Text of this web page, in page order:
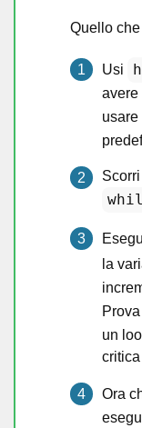
Quello
Usi
avere
usare
la
un
Ora